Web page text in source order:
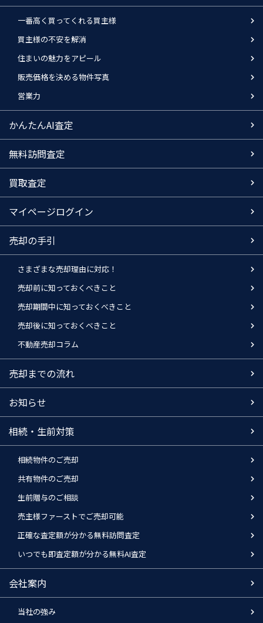
一番高く買ってくれる買主様
買主様の不安を解消
住まいの魅力をアピール
販売価格を決める物件写真
営業力
かんたんAI査定
無料訪問査定
買取査定
マイページログイン
売却の手引
さまざまな売却理由に対応！
売却前に知っておくべきこと
売却期間中に知っておくべきこと
売却後に知っておくべきこと
不動産売却コラム
売却までの流れ
お知らせ
相続・生前対策
相続物件のご売却
共有物件のご売却
生前贈与のご相談
売主様ファーストでご売却可能
正確な査定額が分かる無料訪問査定
いつでも即査定額が分かる無料AI査定
会社案内
当社の強み